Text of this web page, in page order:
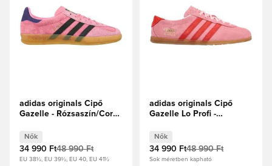
adidas originals Cipő
Gazelle - Rózsaszín/Core
Nők
34 990 Ft48 990 Ft
EU 38½, EU 39½, EU 40, EU 41½
adidas originals Cipő
Gazelle Lo Profi -
Szikra/Focicipők Női
Nők
34 990 Ft48 990 Ft
Sok méretben kapható